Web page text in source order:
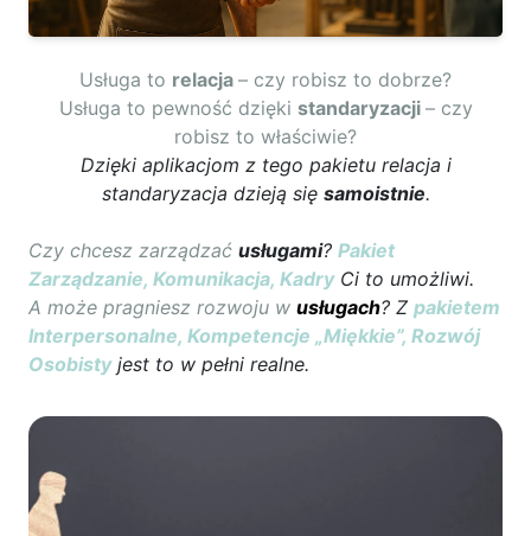
Usługa to relacja – czy robisz to dobrze?
Usługa to pewność dzięki standaryzacji – czy
robisz to właściwie?
Dzięki aplikacjom z tego pakietu relacja i
standaryzacja dzieją się samoistnie.
Czy chcesz zarządzać usługami? Pakiet
Zarządzanie, Komunikacja, KadryCi to umożliwi.
A może pragniesz rozwoju w usługach? Z pakietem
Interpersonalne, Kompetencje „Miękkie”, Rozwój
Osobistyjest to w pełni realne.